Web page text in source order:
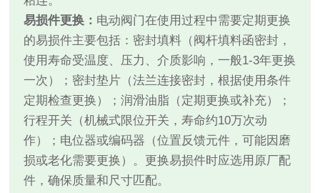
易损件更换： 电动阀门在使用过程中需要定期更换
的易损件主要包括：密封填料（阀杆填料函密封，
使用寿命受温度、压力、介质影响，一般1-3年更换
一次）；密封垫片（法兰连接密封，根据使用条件
定期检查更换）；润滑油脂（定期更换或补充）；
行程开关（机械式限位开关，寿命约10万次动
作）；电位器或编码器（位置反馈元件，可能因磨
损或老化需要更换）。更换易损件时应选用原厂配
件，确保质量和尺寸匹配。